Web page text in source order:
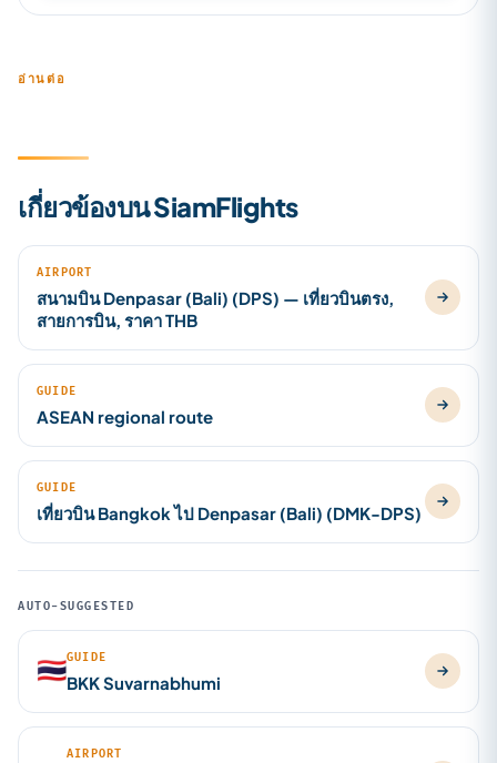
อ่านต่อ
เกี่ยวข้องบน SiamFlights
AIRPORT
สนามบิน Denpasar (Bali) (DPS) — เที่ยวบินตรง,
สายการบิน, ราคา THB
GUIDE
ASEAN regional route
GUIDE
เที่ยวบิน Bangkok ไป Denpasar (Bali) (DMK-DPS)
AUTO-SUGGESTED
🇹🇭GUIDE
BKK Suvarnabhumi
AIRPORT